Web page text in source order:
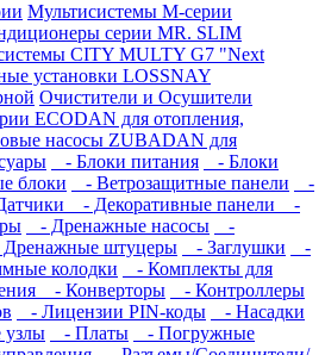
Мультисистемы M-серии
серии MR. SLIM
CITY MULTY G7 "Next
установки LOSSNAY
Очистители и Осушители
ECODAN для отопления,
насосы ZUBADAN для
- Блоки питания
- Блоки
блоки - Ветрозащитные панели
-
- Декоративные панели
-
- Дренажные насосы
-
штуцеры - Заглушки
-
колодки
- Комплекты для
- Конверторы
- Контроллеры
- Лицензии PIN-коды
- Насадки
узлы - Платы
- Погружные